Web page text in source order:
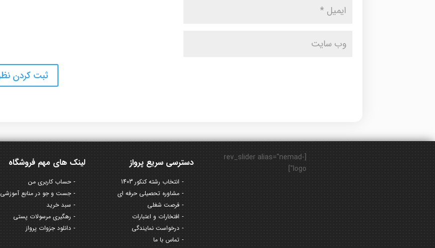
لینک های مهم فروشگاه
حساب کاربری من
جست و جو در منابع آموزشی
سبد خرید
رهگیری مرسولات پستی
دانلود جزوات پرواز
دسترسی سریع پرواز
انتخاب رشته کنکور 1403
مشاوره تحصیلی حرفه ای
فرصت شغلی
افتخارات و اعتبارات
درخواست نمایندگی
تماس با ما
[rev_slider alias="nemad-
logo"]